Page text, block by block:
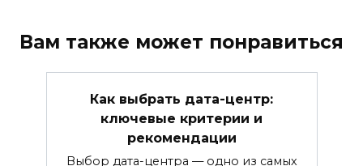
Вам также может понравиться
Как выбрать дата-центр:
ключевые критерии и
рекомендации
Выбор дата-центра — одно из самых